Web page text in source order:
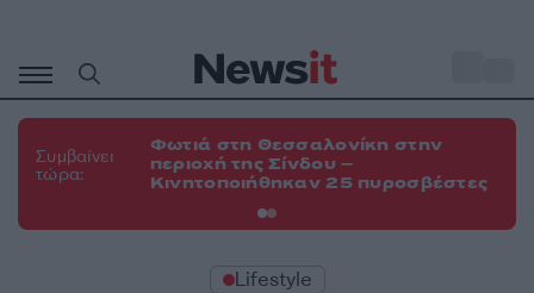
περιεχόμενο
Συμβαίνει
τώρα:
Φωτιά στη Θεσσαλονίκη στην
περιοχή της Σίνδου –
Κινητοποιήθηκαν 25 πυροσβέστες
Lifestyle